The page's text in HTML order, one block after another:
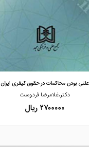
علنی بودن محاکمات در حقوق کیفری ایران
دکتر،غلامرضا فردوست
۲۷۰۰۰۰۰ ریال